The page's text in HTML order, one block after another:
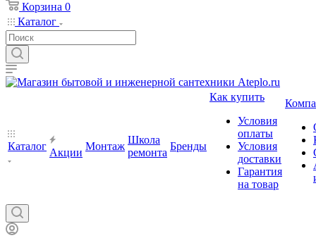
Корзина 0
Каталог
Каталог
Акции
Монтаж
Школа
ремонта
Бренды
Как купить
Условия
оплаты
Условия
доставки
Гарантия
на товар